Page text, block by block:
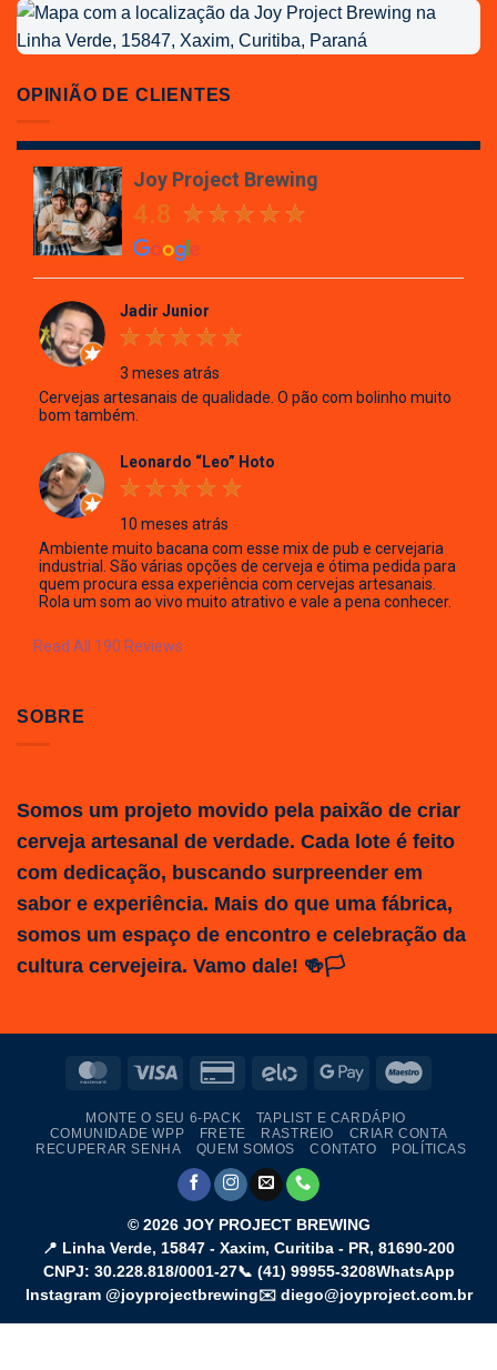
Localização
da
Project
Brewing
OPINIÃO DE CLIENTES
Joy Project Brewing
4.8
Jadir Junior
3 meses atrás
Cervejas artesanais de qualidade. O pão com bolinho muito
bom também.
Leonardo “Leo” Hoto
10 meses atrás
Ambiente muito bacana com esse mix de pub e cervejaria
industrial. São várias opções de cerveja e ótima pedida para
quem procura essa experiência com cervejas artesanais.
Rola um som ao vivo muito atrativo e vale a pena conhecer.
Read All 190 Reviews
SOBRE
Somos um projeto movido pela paixão de criar
cerveja artesanal de verdade. Cada lote é feito
com dedicação, buscando surpreender em
sabor e experiência. Mais do que uma fábrica,
somos um espaço de encontro e celebração da
cultura cervejeira. Vamo dale! 🍻🏳️
MasterCardVisa
Credit
2
Elo
Google
MONTE O SEU 6-PACK
TAPLIST E CARDÁPIO
COMUNIDADE WPP
FRETE RASTREIO
CRIAR CONTA
RECUPERAR SENHA
QUEM SOMOS CONTATO POLÍTICAS
© 2026 JOY PROJECT BREWING
📍 Linha Verde, 15847 - Xaxim, Curitiba - PR, 81690-200
CNPJ: 30.228.818/0001-27📞 (41) 99955-3208WhatsApp
Instagram @joyprojectbrewing✉️ diego@joyproject.com.br